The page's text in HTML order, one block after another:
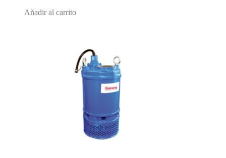
Añadir al carrito